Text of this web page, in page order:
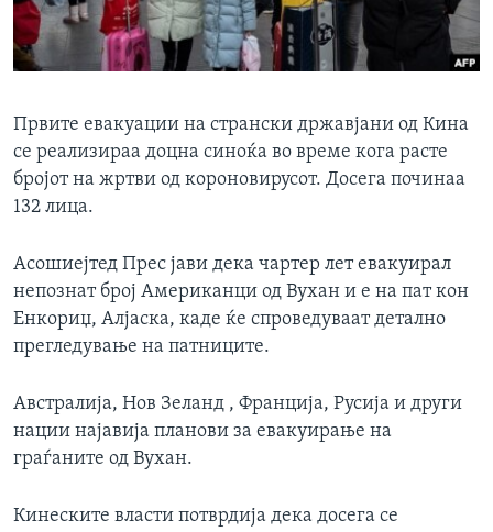
ИНТЕРВЈУА
Јазици
Првите евакуации на странски државјани од Кина
се реализираа доцна синоќа во време кога расте
бројот на жртви од короновирусот. Досега починаа
132 лица.
Асошиејтед Прес јави дека чартер лет евакуирал
непознат број Американци од Вухан и е на пат кон
Енкориџ, Алјаска, каде ќе спроведуваат детално
прегледување на патниците.
Австралија, Нов Зеланд , Франција, Русија и други
нации најавија планови за евакуирање на
граѓаните од Вухан.
Кинеските власти потврдија дека досега се